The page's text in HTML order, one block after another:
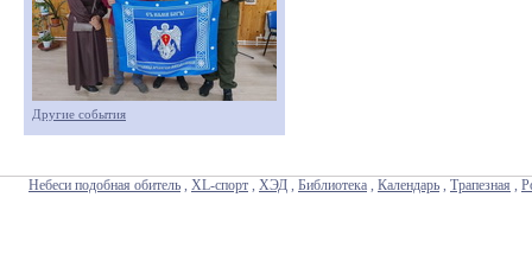
Другие события
Небеси подобная обитель , XL-спорт , ХЭД , Библиотека , Календарь , Трапезная ,